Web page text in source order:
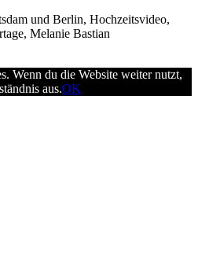
und Berlin, Hochzeitsvideo,
Melanie Bastian
Wenn du die Website weiter nutzt,
aus.OK